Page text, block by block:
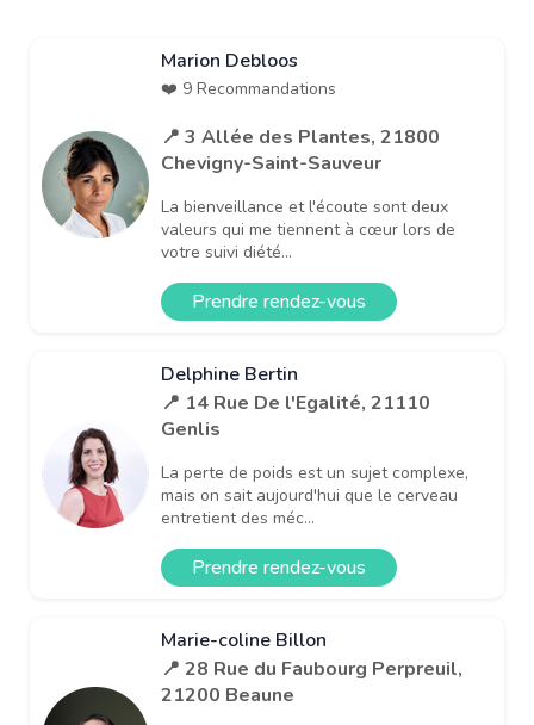
Marion Debloos
❤️ 9 Recommandations
📍 3 Allée des Plantes, 21800
Chevigny-Saint-Sauveur
La bienveillance et l'écoute sont deux
valeurs qui me tiennent à cœur lors de
votre suivi diété...
Prendre rendez-vous
Delphine Bertin
📍 14 Rue De l'Egalité, 21110
Genlis
La perte de poids est un sujet complexe,
mais on sait aujourd'hui que le cerveau
entretient des méc...
Prendre rendez-vous
Marie-coline Billon
📍 28 Rue du Faubourg Perpreuil,
21200 Beaune